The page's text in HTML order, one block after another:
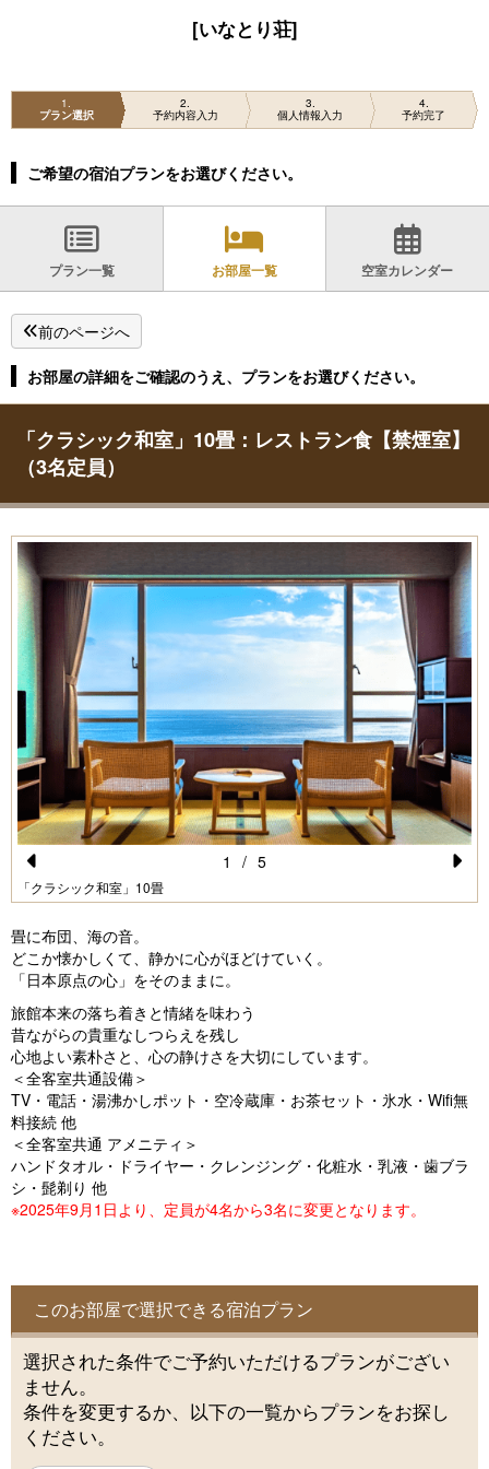
[いなとり荘]
1
プラン選択
2
予約内容入力
3
個人情報入力
4
予約完了
ご希望の宿泊プランをお選びください。
プラン一覧 お部屋一覧 空室カレンダー
前のページへ
お部屋の詳細をご確認のうえ、プランをお選びください。
「クラシック和室」10畳：レストラン食【禁煙室】
（3名定員）
Pr
vi
o
u
s
「クラシック和室」10畳
1 / 5
畳に布団、海の音。
どこか懐かしくて、静かに心がほどけていく。
「日本原点の心」をそのままに。
旅館本来の落ち着きと情緒を味わう
昔ながらの貴重なしつらえを残し
心地よい素朴さと、心の静けさを大切にしています。
＜全客室共通設備＞
TV・電話・湯沸かしポット・空冷蔵庫・お茶セット・氷水・Wifi無
料接続 他
＜全客室共通 アメニティ＞
ハンドタオル・ドライヤー・クレンジング・化粧水・乳液・歯ブラ
シ・髭剃り 他
※2025年9月1日より、定員が4名から3名に変更となります。
このお部屋で選択できる宿泊プラン
選択された条件でご予約いただけるプランがござい
ません。
条件を変更するか、以下の一覧からプランをお探し
ください。